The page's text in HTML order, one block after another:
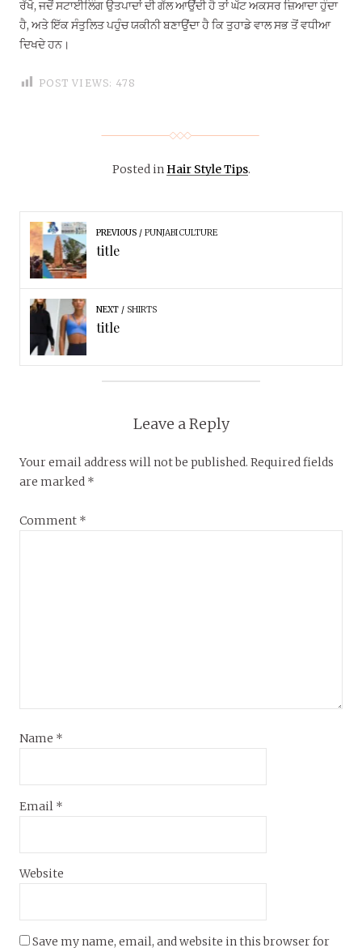
ਰੱਖੋ, ਜਦੋਂ ਸਟਾਈਲਿੰਗ ਉਤਪਾਦਾਂ ਦੀ ਗੱਲ ਆਉਂਦੀ ਹੈ ਤਾਂ ਘੱਟ ਅਕਸਰ ਜ਼ਿਆਦਾ ਹੁੰਦਾ
ਹੈ, ਅਤੇ ਇੱਕ ਸੰਤੁਲਿਤ ਪਹੁੰਚ ਯਕੀਨੀ ਬਣਾਉਂਦਾ ਹੈ ਕਿ ਤੁਹਾਡੇ ਵਾਲ ਸਭ ਤੋਂ ਵਧੀਆ
ਦਿਖਦੇ ਹਨ।
POST VIEWS: 478
Posted in Hair Style Tips.
PREVIOUS PUNJABI CULTURE
title
NEXT SHIRTS
title
Leave a Reply
Your email address will not be published. Required fields
are marked *
Comment *
Name *
Email *
Website
Save my name, email, and website in this browser for